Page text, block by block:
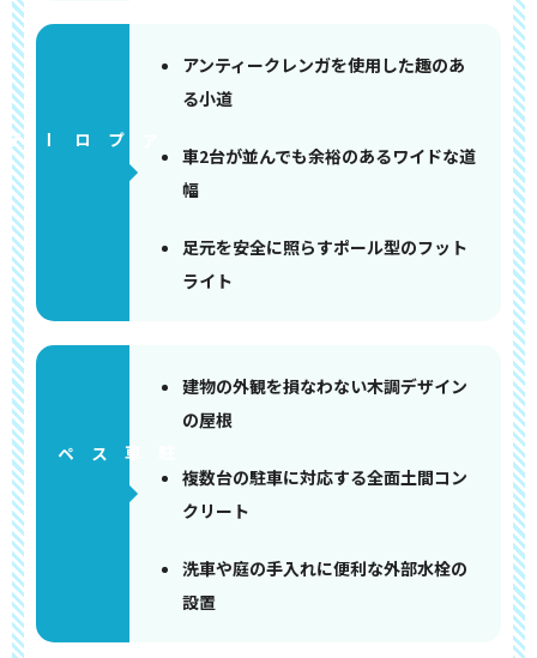
アプローチ
アンティークレンガを使用した趣のあ
る小道
車2台が並んでも余裕のあるワイドな道
幅
足元を安全に照らすポール型のフット
ライト
建物の外観を損なわない木調デザイン
の屋根
複数台の駐車に対応する全面土間コン
クリート
洗車や庭の手入れに便利な外部水栓の
設置